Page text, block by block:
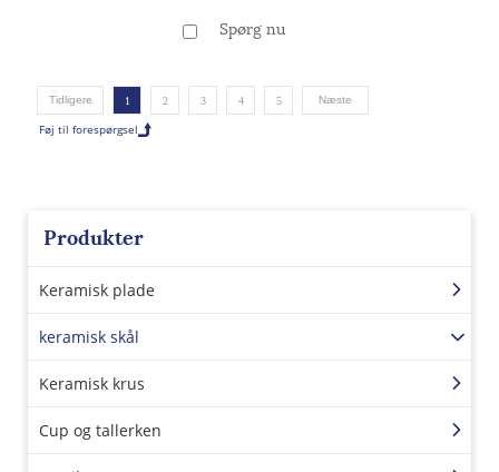
(Misty White)
Spørg nu
Tidligere 1 2 3 4 5 Næste
Produkter
Keramisk plade
keramisk skål
Keramisk krus
Cup og tallerken